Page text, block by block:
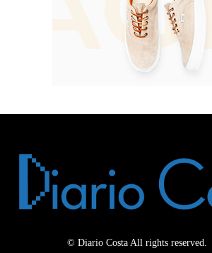
© Diario Costa All rights reserved.